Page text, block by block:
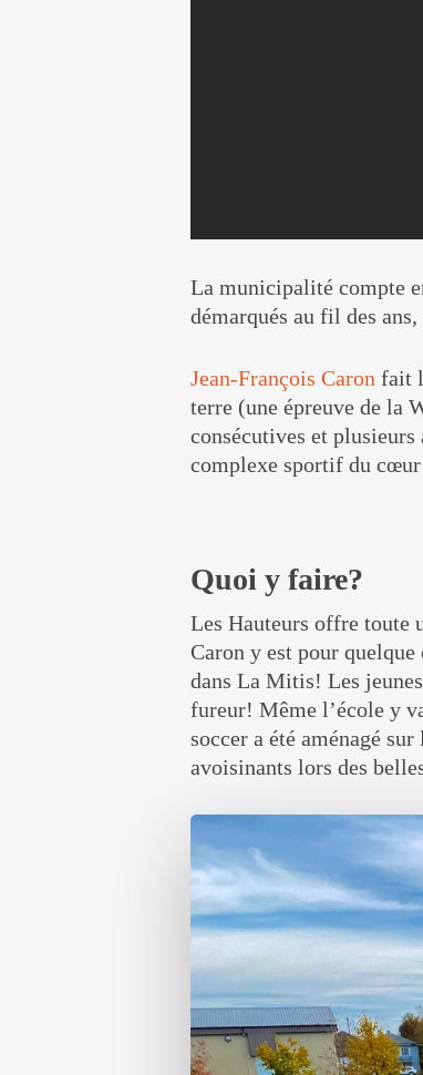
La municipalité compte
démarqués au fil des
Jean-François Caron fait
terre (une épreuve de la
consécutives et
complexe sportif du
Quoi y faire?
Les Hauteurs offre toute
Caron y est pour
dans La Mitis! Les
fureur! Même l’école y
soccer a été aménagé
avoisinants lors des